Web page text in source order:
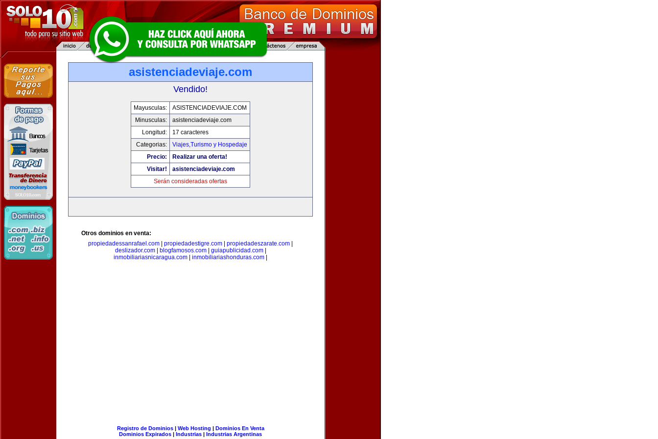
asistenciadeviaje.com
Vendido!
Mayusculas:
ASISTENCIADEVIAJE.COM
Minusculas:
asistenciadeviaje.com
Longitud:
17 caracteres
Categorias:
Viajes,Turismo y Hospedaje
Precio:
Realizar una oferta!
Visitar!
asistenciadeviaje.com
Serán consideradas ofertas
Otros dominios en venta:
propiedadessanrafael.com
propiedadestigre.com propiedadeszarate.com
deslizador.com| blogfamosos.com| guiapublicidad.com|
inmobiliariasnicaragua.com
inmobiliariashonduras.com
Registro de Dominios| Web Hosting | Dominios En Venta
Dominios Expirados | Industrias | Industrias Argentinas